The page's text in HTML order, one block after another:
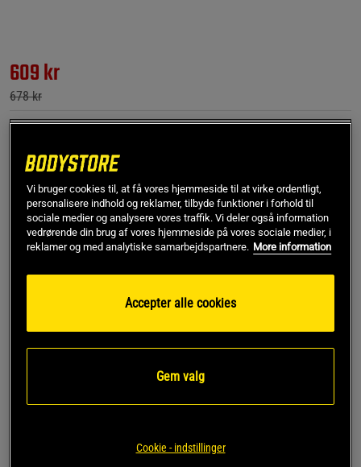
609 kr
678 kr
1x Kreatinmonohydrat 300 g, OS
Føj til indkøbskurven
Få 150 kr i rabat med koden SPAR150
*Gælder ikke drikkevarer eller gavekort. Gælder til og med den 5/8
Vi bruger cookies til, at få vores hjemmeside til at virke ordentligt,
personalisere indhold og reklamer, tilbyde funktioner i forhold til
sociale medier og analysere vores traffik. Vi deler også information
vedrørende din brug af vores hjemmeside på vores sociale medier, i
reklamer og med analytiske samarbejdspartnere. More information
Accepter alle cookies
Gem valg
Cookie - indstillinger